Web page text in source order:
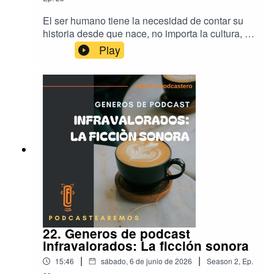
El ser humano tiene la necesidad de contar su
historia desde que nace, no importa la cultura, no
importa la procedencia, no importa la época,
contar historias es algo innato en nuestra
naturaleza. Hoy analizamos esta característica y
sus implicaciones en un mundo digital.Para
escuchar los podcasts recomendados esta
semana: LOS CUENTOS OSCUROS DE LA
IMILLA:https://felinaestudio.com/cuentos-
oscuros/https://pod.link/1889042143
Play
22. Generos de podcast
infravalorados: La ficción sonora
15:46 | sábado, 6 de junio de 2026 | Season 2, Ep.